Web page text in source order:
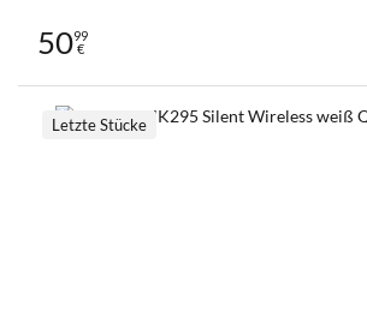
5099
€
Letzte Stücke